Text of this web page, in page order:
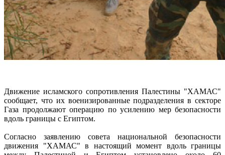
Движение исламского сопротивления Палестины "ХАМАС"
сообщает, что их военизированные подразделения в секторе
Газа продолжают операцию по усилению мер безопасности
вдоль границы с Египтом.
Согласно заявлению совета национальной безопасности
движения "ХАМАС" в настоящий момент вдоль границы